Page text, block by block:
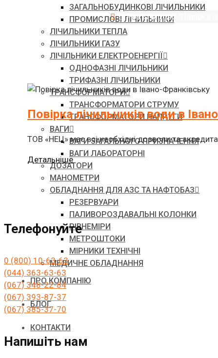
ЗАГАЛЬНОБУДИНКОВІ ЛІЧИЛЬНИКИ
ПРОМИСЛОВІ ЛІЧИЛЬНИКИ
ЛІЧИЛЬНИКИ ТЕПЛА
ЛІЧИЛЬНИКИ ГАЗУ
ЛІЧІЛЬНИКИ ЕЛЕКТРОЕНЕРГІЇ
ОДНОФАЗНІ ЛІЧИЛЬНИКИ
ТРИФАЗНІ ЛІЧИЛЬНИКИ
ТРАНСФОРМАТОРИ
ТРАНСФОРМАТОРИ СТРУМУ
ТРАНСФОРМАТОРИ НАПРУГИ
ВАГИ
ВАГИ ЗАГАЛЬНОГО ПРИЗНАЧЕННЯ
ВАГИ ЛАБОРАТОРНІ
ДОЗАТОРИ
МАНОМЕТРИ
ОБЛАДНАННЯ ДЛЯ АЗС ТА НАФТОБАЗ
РЕЗЕРВУАРИ
ПАЛИВОРОЗДАВАЛЬНІ КОЛОНКИ
РІВНЕМІРИ
МЕТРОШТОКИ
МІРНИКИ ТЕХНІЧНІ
МЕДИЧНЕ ОБЛАДНАННЯ
ПРО КОМПАНІЮ
БЛОГ
КОНТАКТИ
Головна
Posts tagged "Повірка
Повірка лічильників води в
ТОВ «НЕЦ» має всі необхідні дозволи та
Детальніше"Повірка
лічильників
води
в
Івано-
Франківську"
Телефонуйте
0 (800) 10-63-63
(044) 363-63-63
(067) 348-22-84
(067) 393-87-37
(067) 385-37-70
Напишіть нам